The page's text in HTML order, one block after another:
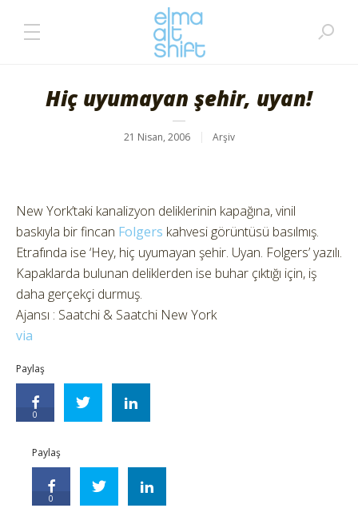
Hiç uyumayan şehir, uyan!
21 Nisan, 2006 Arşiv
New York’taki kanalizyon deliklerinin kapağına, vinil
baskıyla bir fincan Folgers kahvesi görüntüsü basılmış.
Etrafında ise ‘Hey, hiç uyumayan şehir. Uyan. Folgers’ yazılı.
Kapaklarda bulunan deliklerden ise buhar çıktığı için, iş
daha gerçekçi durmuş.
Ajansı : Saatchi & Saatchi New York
via
Paylaş
0
Paylaş
0